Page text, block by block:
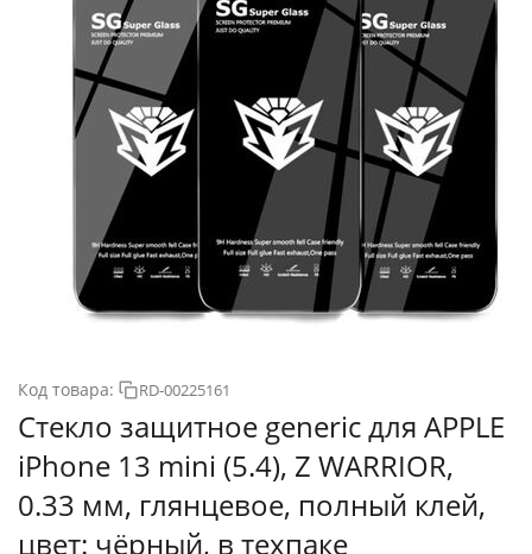
Код товара: RD-00225161
Стекло защитное generic для APPLE
iPhone 13 mini (5.4), Z WARRIOR,
0.33 мм, глянцевое, полный клей,
цвет: чёрный, в техпаке